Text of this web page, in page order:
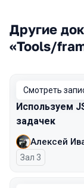
Другие
«Tools/
Смотреть
Используем
задачек
Алексей
Зал 3